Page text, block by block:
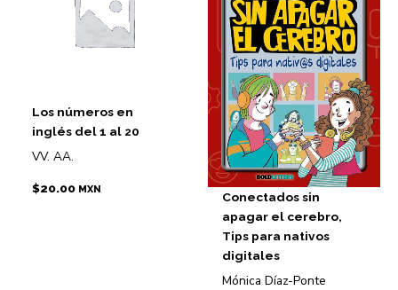
Los números en
inglés del 1 al 20
VV. AA.
$20.00 MXN
Conectados sin
apagar el cerebro,
Tips para nativos
digitales
Mónica Díaz-Ponte